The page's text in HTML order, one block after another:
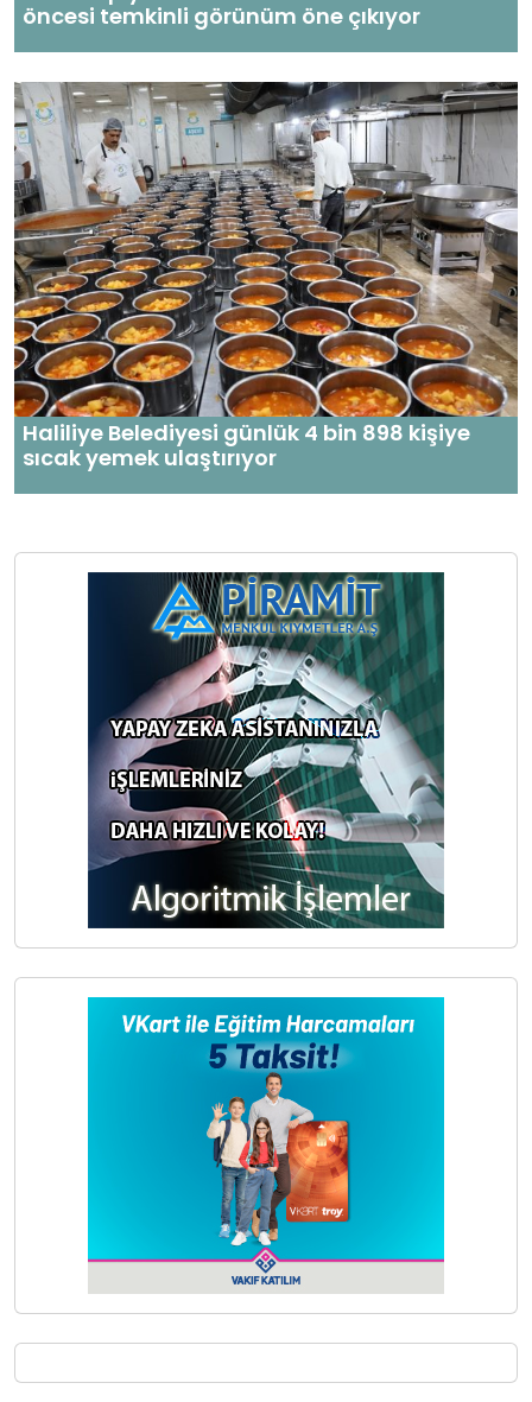
öncesi temkinli görünüm öne çıkıyor
Haliliye Belediyesi günlük 4 bin 898 kişiye
sıcak yemek ulaştırıyor